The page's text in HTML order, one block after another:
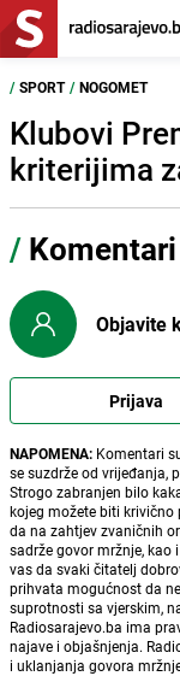
/ SPORT / NOGOMET
Klubovi
kriterijima
/
Objavite
Prijava
NAPOMENA: Komentari
se suzdrže od vrijeđanja,
Strogo zabranjen bilo
kojeg možete biti krivično
da na zahtjev zvaničnih
sadrže govor mržnje,
vas da svaki čitatelj
prihvata mogućnost da
suprotnosti sa vjerskim,
Radiosarajevo.ba ima
najave i objašnjenja.
i uklanjanja govora